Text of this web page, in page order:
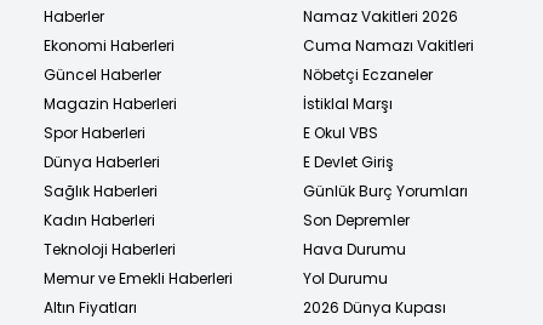
Haberler
Ekonomi Haberleri
Güncel Haberler
Magazin Haberleri
Spor Haberleri
Dünya Haberleri
Sağlık Haberleri
Kadın Haberleri
Teknoloji Haberleri
Memur ve Emekli Haberleri
Altın Fiyatları
Namaz Vakitleri 2026
Cuma Namazı Vakitleri
Nöbetçi Eczaneler
İstiklal Marşı
E Okul VBS
E Devlet Giriş
Günlük Burç Yorumları
Son Depremler
Hava Durumu
Yol Durumu
2026 Dünya Kupası